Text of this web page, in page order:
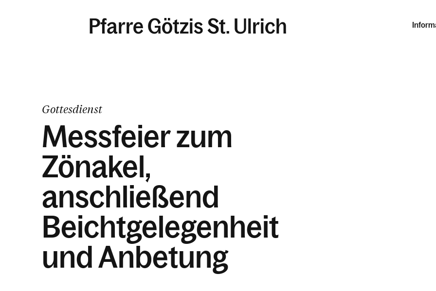
Pfarre Götzis St. Ulrich
Gottesdienst
Messfeier zum
Zönakel,
anschließend
Beichtgelegenheit
und Anbetung